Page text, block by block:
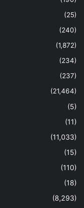
(25)
(240)
(1,872)
(234)
(237)
(21,464)
(5)
(11)
(11,033)
(15)
(110)
(18)
(8,293)